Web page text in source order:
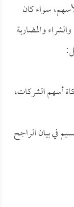
سواء كان
والمضاربة
أسهم الشركات،
في بيان الراجح